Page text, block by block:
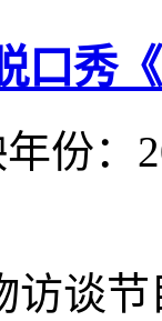
口秀
年份：
谈节